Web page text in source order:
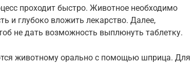
проходит быстро. Животное необходимо
и глубоко вложить лекарство. Далее,
не дать возможность выплюнуть таблетку.
животному орально с помощью шприца. Для